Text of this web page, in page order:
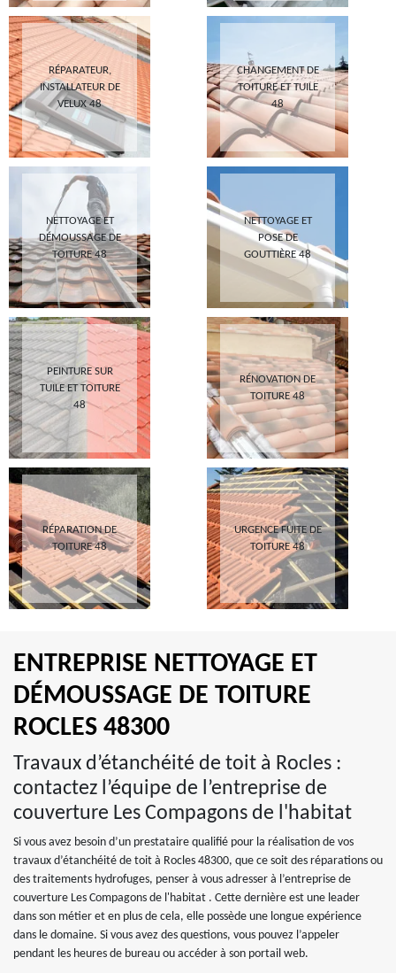
RÉPARATEUR,
INSTALLATEUR DE
VELUX 48
CHANGEMENT DE
TOITURE ET TUILE
48
NETTOYAGE ET
DÉMOUSSAGE DE
TOITURE 48
NETTOYAGE ET
POSE DE
GOUTTIÈRE 48
PEINTURE SUR
TUILE ET TOITURE
48
RÉNOVATION DE
TOITURE 48
RÉPARATION DE
TOITURE 48
URGENCE FUITE DE
TOITURE 48
ENTREPRISE NETTOYAGE ET
DÉMOUSSAGE DE TOITURE
ROCLES 48300
Travaux d’étanchéité de toit à Rocles :
contactez l’équipe de l’entreprise de
couverture Les Compagons de l'habitat
Si vous avez besoin d’un prestataire qualifié pour la réalisation de vos
travaux d’étanchéité de toit à Rocles 48300, que ce soit des réparations ou
des traitements hydrofuges, penser à vous adresser à l’entreprise de
couverture Les Compagons de l'habitat . Cette dernière est une leader
dans son métier et en plus de cela, elle possède une longue expérience
dans le domaine. Si vous avez des questions, vous pouvez l’appeler
pendant les heures de bureau ou accéder à son portail web.